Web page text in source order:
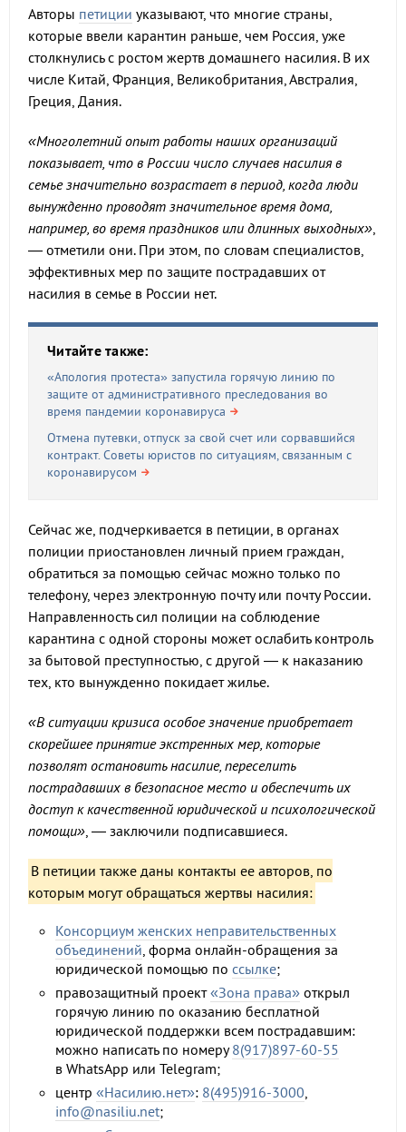
Авторы петиции указывают, что многие страны,
которые ввели карантин раньше, чем Россия, уже
столкнулись с ростом жертв домашнего насилия. В их
числе Китай, Франция, Великобритания, Австралия,
Греция, Дания.
«Многолетний опыт работы наших организаций
показывает, что в России число случаев насилия в
семье значительно возрастает в период, когда люди
вынужденно проводят значительное время дома,
например, во время праздников или длинных выходных»,
— отметили они. При этом, по словам специалистов,
эффективных мер по защите пострадавших от
насилия в семье в России нет.
Читайте также:
«Апология протеста» запустила горячую линию по
защите от административного преследования во
время пандемии коронавируса
Отмена путевки, отпуск за свой счет или сорвавшийся
контракт. Советы юристов по ситуациям, связанным с
коронавирусом
Сейчас же, подчеркивается в петиции, в органах
полиции приостановлен личный прием граждан,
обратиться за помощью сейчас можно только по
телефону, через электронную почту или почту России.
Направленность сил полиции на соблюдение
карантина с одной стороны может ослабить контроль
за бытовой преступностью, с другой — к наказанию
тех, кто вынужденно покидает жилье.
«В ситуации кризиса особое значение приобретает
скорейшее принятие экстренных мер, которые
позволят остановить насилие, переселить
пострадавших в безопасное место и обеспечить их
доступ к качественной юридической и психологической
помощи», — заключили подписавшиеся.
В петиции также даны контакты ее авторов, по
которым могут обращаться жертвы насилия:
Консорциум женских неправительственных
объединений, форма онлайн-обращения за
юридической помощью по ссылке;
правозащитный проект«Зона права» открыл
горячую линию по оказанию бесплатной
юридической поддержки всем пострадавшим:
можно написать по номеру8(917)897-60-55
в WhatsApp или Telegram;
центр «Насилию.нет»: 8(495)916-3000,
info@nasiliu.net;